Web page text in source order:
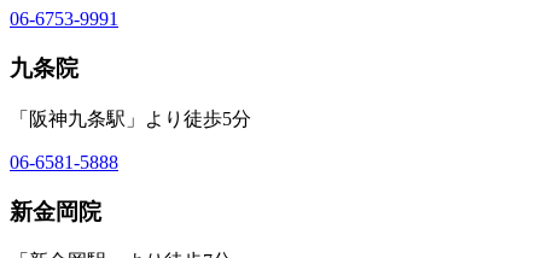
06-6753-9991
九条院
「阪神九条駅」より徒歩5分
06-6581-5888
新金岡院